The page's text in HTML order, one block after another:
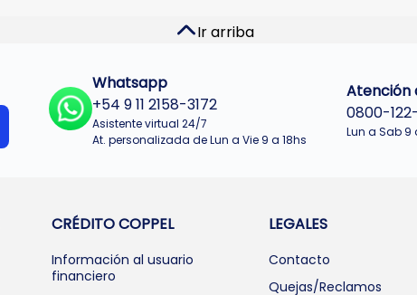
Ir arriba
Whatsapp
+54 9 11 2158-3172
Asistente virtual 24/7
At. personalizada de Lun a Vie 9 a 18hs
Atención
0800-
Lun a Sab 9
CRÉDITO COPPEL
Información al usuario
financiero
LEGALES
Contacto
Quejas/Reclamos